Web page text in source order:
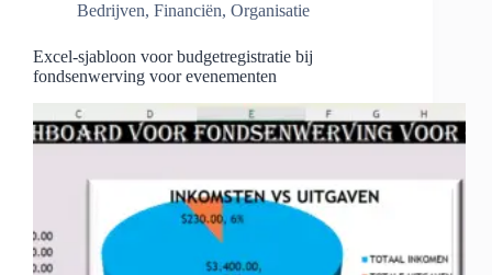
Bedrijven, Financiën, Organisatie
Excel-sjabloon voor budgetregistratie bij
fondsenwerving voor evenementen